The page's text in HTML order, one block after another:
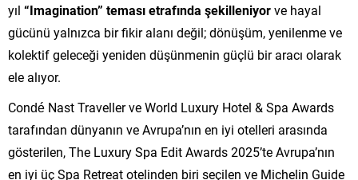
yıl “Imagination” teması etrafında şekilleniyorve hayal
gücünü yalnızca bir fikir alanı değil; dönüşüm, yenilenme ve
kolektif geleceği yeniden düşünmenin güçlü bir aracı olarak
ele alıyor.
Condé Nast Traveller ve World Luxury Hotel & Spa Awards
tarafından dünyanın ve Avrupa’nın en iyi otelleri arasında
gösterilen, The Luxury Spa Edit Awards 2025’te Avrupa’nın
en iyi üç Spa Retreat otelinden biri seçilen ve Michelin Guide